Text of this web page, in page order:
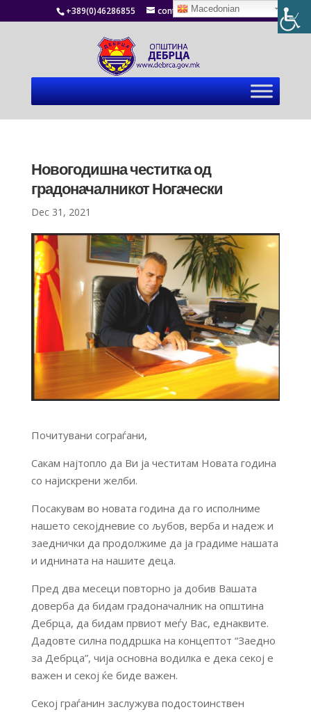
+389(0)46286855 contact@debrca.gov.mk
Новогодишна честитка од
градоначалникот Ногачески
Dec 31, 2021
Почитувани сограѓани,
Сакам најтопло да Ви ја честитам Новата година
со најискрени желби.
Посакувам во новата година да го исполниме
нашето секојдневие со љубов, верба и надеж и
заеднички да продолжиме да ја градиме нашата
и иднината на нашите деца.
Пред два месеци повторно ја добив Вашата
доверба да бидам градоначалник на општина
Дебрца, да бидам првиот меѓу Вас, еднаквите.
Дадовте силна поддршка на концептот “Заедно
за Дебрца”, чија основна водилка е дека секој е
важен и секој ќе биде важен.
Секој граѓанин заслужува подостоинствен
Macedonian